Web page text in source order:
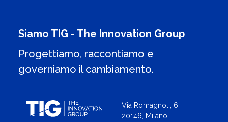
Siamo TIG - The Innovation Group
Progettiamo, raccontiamo e
governiamo il cambiamento.
Via Romagnoli, 6
20146, Milano